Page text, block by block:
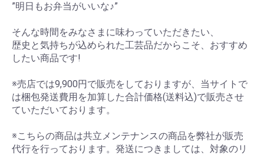
”明日もお弁当がいいな♪”
そんな時間をみなさまに味わっていただきたい、
歴史と気持ちが込められた工芸品だからこそ、おすすめ
したい商品です!
※売店では9,900円で販売をしておりますが、当サイトで
は梱包発送費用を加算した合計価格(送料込)で販売させ
ていただいております。
※こちらの商品は共立メンテナンスの商品を弊社が販売
代行を行っております。発送につきましては、対象のリ